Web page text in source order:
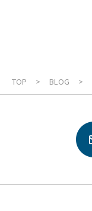
TOP BLOG